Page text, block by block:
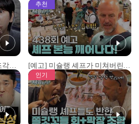
[예고] 몸통만 남고, 다른 조각은 어디에..? 시화호에서 드러난 충격적인 토막 살인사건!
추천
[예고] 미슐랭 셰프가 미쳐버린 이유! 본능이 깨어난 사건은?
인기